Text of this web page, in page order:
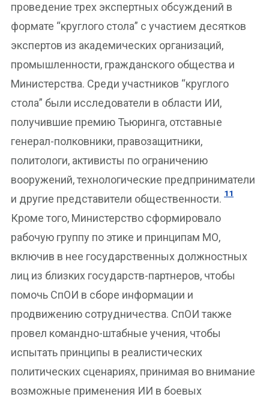
проведение трех экспертных обсуждений в
формате “круглого стола” с участием десятков
экспертов из академических организаций,
промышленности, гражданского общества и
Министерства. Среди участников “круглого
стола” были исследователи в области ИИ,
получившие премию Тьюринга, отставные
генерал-полковники, правозащитники,
политологи, активисты по ограничению
вооружений, технологические предприниматели
и другие представители общественности. 11
Кроме того, Министерство сформировало
рабочую группу по этике и принципам МО,
включив в нее государственных должностных
лиц из близких государств-партнеров, чтобы
помочь СпОИ в сборе информации и
продвижению сотрудничества. СпОИ также
провел командно-штабные учения, чтобы
испытать принципы в реалистических
политических сценариях, принимая во внимание
возможные применения ИИ в боевых